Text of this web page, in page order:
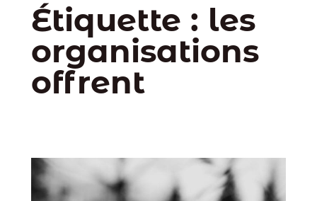
Étiquette : les
organisations
offrent